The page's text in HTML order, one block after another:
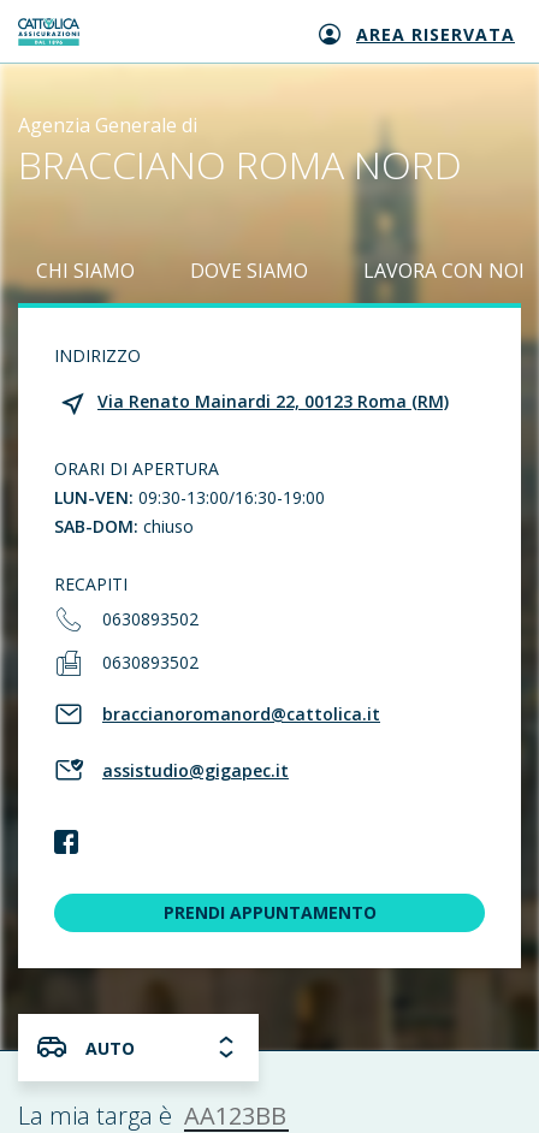
Generali logo AREA RISERVATA
Agenzia Generale di
BRACCIANO ROMA NORD
CHI SIAMO DOVE SIAMO LAVORA CON NOI
INDIRIZZO
Via Renato Mainardi 22, 00123 Roma (RM)
ORARI DI APERTURA
LUN-VEN: 09:30-13:00/16:30-19:00
SAB-DOM: chiuso
RECAPITI
0630893502
0630893502
braccianoromanord@cattolica.it
assistudio@gigapec.it
PRENDI APPUNTAMENTO
AUTO
La mia targa è AA123BB